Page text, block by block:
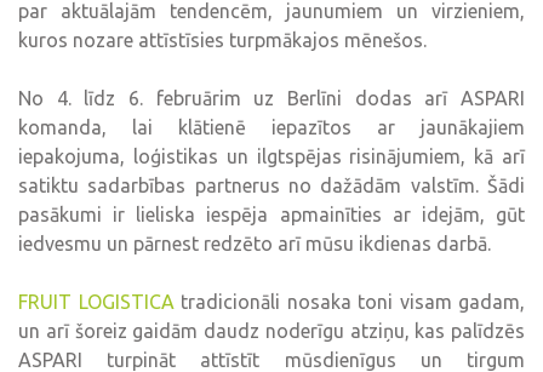
par aktuālajām tendencēm, jaunumiem un virzieniem,
kuros nozare attīstīsies turpmākajos mēnešos.
No 4. līdz 6. februārim uz Berlīni dodas arī ASPARI
komanda, lai klātienē iepazītos ar jaunākajiem
iepakojuma, loģistikas un ilgtspējas risinājumiem, kā arī
satiktu sadarbības partnerus no dažādām valstīm. Šādi
pasākumi ir lieliska iespēja apmainīties ar idejām, gūt
iedvesmu un pārnest redzēto arī mūsu ikdienas darbā.
FRUIT LOGISTICA tradicionāli nosaka toni visam gadam,
un arī šoreiz gaidām daudz noderīgu atziņu, kas palīdzēs
ASPARI turpināt attīstīt mūsdienīgus un tirgum